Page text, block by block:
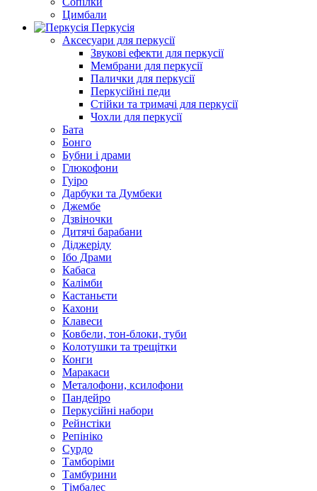
Цимбали
Перкусія
Аксесуари для перкусії
Звукові ефекти для перкусії
Мембрани для перкусії
Палички для перкусії
Перкусійні педи
Стійки та тримачі для перкусії
Чохли для перкусії
Бата
Бонго
Бубни і драми
Глюкофони
Гуіро
Дарбуки та Думбеки
Джембе
Дзвіночки
Дитячі барабани
Діджеріду
Ібо Драми
Кабаса
Калімби
Кастаньєти
Кахони
Клавеси
Ковбели, тон-блоки, туби
Колотушки та трещітки
Конги
Маракаси
Металофони, ксилофони
Пандейро
Перкусійні набори
Рейнстіки
Репініко
Сурдо
Тамборіми
Тамбурини
Тімбалес